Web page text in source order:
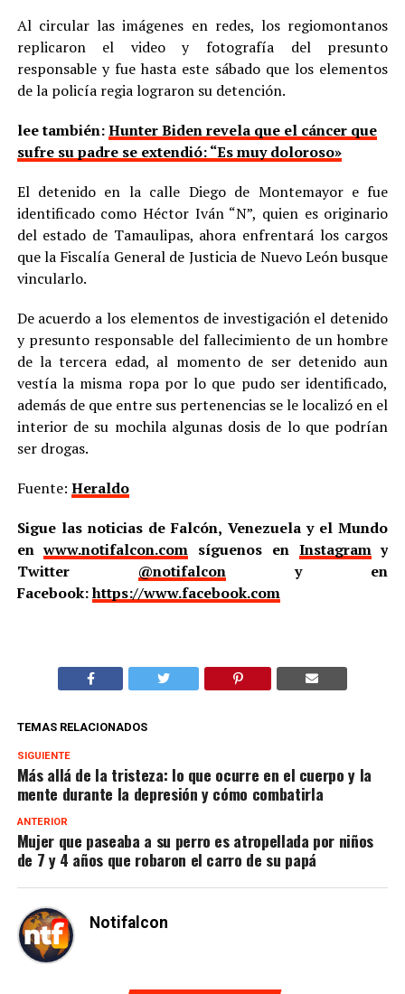
Al circular las imágenes en redes, los regiomontanos
replicaron el video y fotografía del presunto
responsable y fue hasta este sábado que los elementos
de la policía regia lograron su detención.
lee también:Hunter Biden revela que el cáncer que
sufre su padre se extendió: “Es muy doloroso»
El detenido en la calle Diego de Montemayor e fue
identificado como Héctor Iván “N”, quien es originario
del estado de Tamaulipas, ahora enfrentará los cargos
que la Fiscalía General de Justicia de Nuevo León busque
vincularlo.
De acuerdo a los elementos de investigación el detenido
y presunto responsable del fallecimiento de un hombre
de la tercera edad, al momento de ser detenido aun
vestía la misma ropa por lo que pudo ser identificado,
además de que entre sus pertenencias se le localizó en el
interior de su mochila algunas dosis de lo que podrían
ser drogas.
Fuente: Heraldo
Sigue las noticias de Falcón, Venezuela y el Mundo
enwww.notifalcon.com síguenos en Instagramy
Twitter @notifalcony en
Facebook:https://www.facebook.com
TEMAS RELACIONADOS
SIGUIENTE
Más allá de la tristeza: lo que ocurre en el cuerpo y la
mente durante la depresión y cómo combatirla
ANTERIOR
Mujer que paseaba a su perro es atropellada por niños
de 7 y 4 años que robaron el carro de su papá
Notifalcon